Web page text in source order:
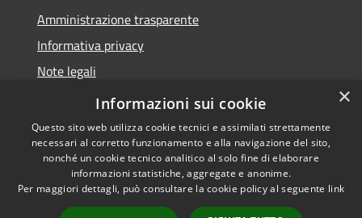
Amministrazione trasparente
Informativa privacy
Note legali
Dichiarazione di accessibilità
Accessibilità
Copyright © 2026 • Comune di
Bompietro • Powered by
×
Informazioni sui cookie
Questo sito web utilizza cookie tecnici e assimilati strettamente
necessari al corretto funzionamento e alla navigazione del sito,
nonché un cookie tecnico analitico al solo fine di elaborare
informazioni statistiche, aggregate e anonime.
Per maggiori dettagli, può consultare la cookie policy al seguente link